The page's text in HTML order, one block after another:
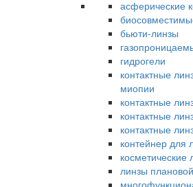
асферические
бьюти-линзы
гидрогели
контактные
миопии
контактные
контактные
контактные
контейнер для
косметические
линзы